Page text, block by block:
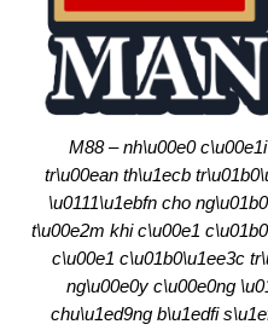
M88 – nh\u00e0
tr\u00ean th\u1ecb
\u0111\u1ebfn cho
t\u00e2m khi c\u00e1
c\u00e1 c\u01b0\u1ee3c
ng\u00e0y c\u00e0ng
chu\u1ed9ng b\u1edfi